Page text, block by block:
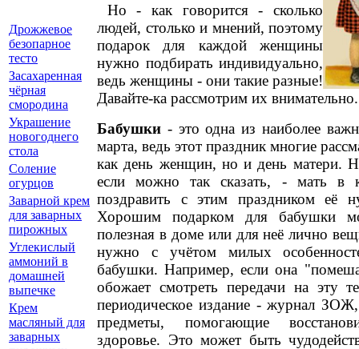
Но - как говорится - сколько
людей, столько и мнений, поэтому
подарок для каждой женщины
нужно подбирать индивидуально,
ведь женщины - они такие разные!
Давайте-ка рассмотрим их
Бабушки - это одна из наиболее
марта, ведь этот праздник многие
как день женщин, но и день матери.
если можно так сказать, - мать в
поздравить с этим праздником её
Хорошим подарком для бабушки
полезная в доме или для неё лично
нужно с учётом милых
бабушки. Например, если она
обожает смотреть передачи на эту
периодическое издание - журнал
предметы, помогающие
здоровье. Это может быть
Дрожжевое
безопарное
тесто
Засахаренная
чёрная
смородина
Украшение
новогоднего
стола
Соление
огурцов
Заварной крем
для заварных
пирожных
Углекислый
аммоний в
домашней
выпечке
Крем
масляный для
заварных